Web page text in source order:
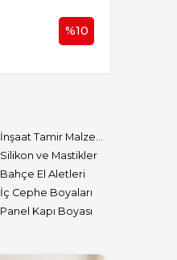
%10
Silikon ve Mastikler
Bahçe El Aletleri
İç Cephe Boyaları
Panel Kapı Boyası